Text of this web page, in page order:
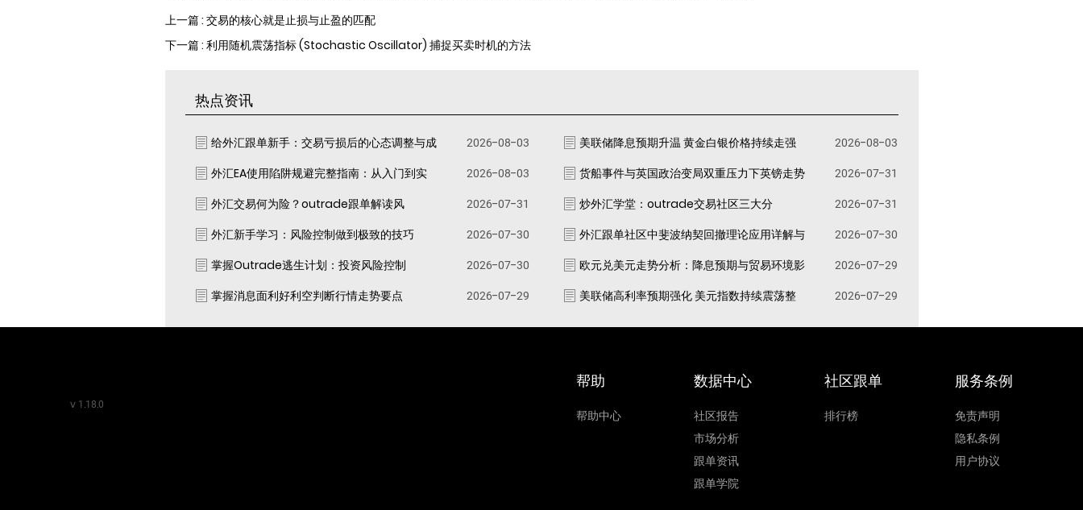
上一篇 : 交易的核心就是止损与止盈的匹配
下一篇 : 利用随机震荡指标 (Stochastic Oscillator) 捕捉买卖时机的方法
热点资讯
给外汇跟单新手：交易亏损后的心态调整与成 2026-08-03 美联储降息预期升温 黄金白银价格持续走强
2026-08-03
外汇EA使用陷阱规避完整指南：从入门到实
2026-08-03 货船事件与英国政治变局双重压力下英镑走势
2026-07-31
外汇交易何为险？outrade跟单解读风
2026-07-31 炒外汇学堂：outrade交易社区三大分
2026-07-31
外汇新手学习：风险控制做到极致的技巧
2026-07-30 外汇跟单社区中斐波纳契回撤理论应用详解与
2026-07-30
掌握Outrade逃生计划：投资风险控制
2026-07-30 欧元兑美元走势分析：降息预期与贸易环境影
2026-07-29
掌握消息面利好利空判断行情走势要点
2026-07-29 美联储高利率预期强化 美元指数持续震荡整 2026-07-29
v 1.18.0
帮助
帮助中心
数据中心
社区报告
市场分析
跟单资讯
跟单学院
社区跟单
排行榜
服务条例
免责声明
隐私条例
用户协议